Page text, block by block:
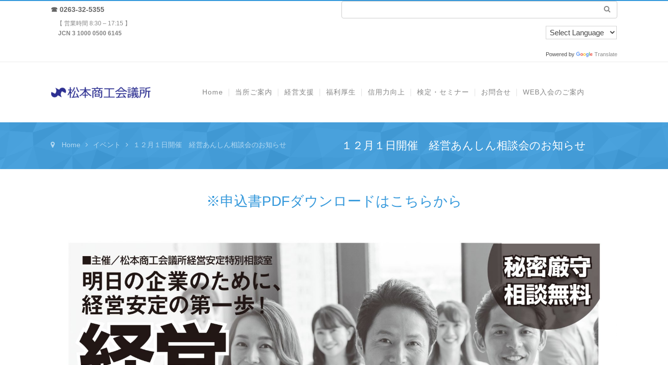
☎ 0263-32-5355
【 営業時間 8:30 – 17:15 】
JCN 3 1000 0500 6145
Powered by Translate
Home 当所ご案内 経営支援 福利厚生 信用力向上 検定・セミナー お問合せ WEB入会のご案内
Home イベント １２月１日開催 経営あんしん相談会のお知らせ １２月１日開催 経営あんしん相談会のお知らせ
※申込書PDFダウンロードはこちらから